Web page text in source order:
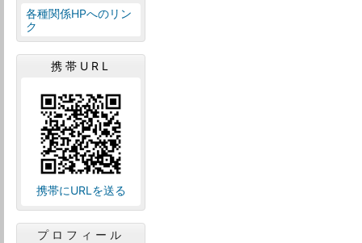
各種関係HPへのリン
ク
携帯URL
携帯にURLを送る
プロフィール